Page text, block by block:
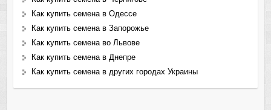
Как купить семена в Одессе
Как купить семена в Запорожье
Как купить семена во Львове
Как купить семена в Днепре
Как купить семена в других городах Украины